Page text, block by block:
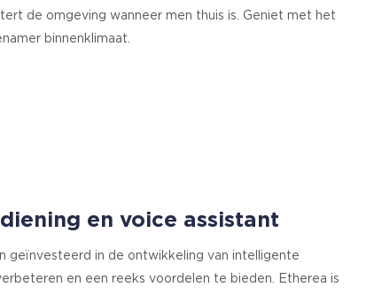
de omgeving wanneer men thuis is. Geniet met het
binnenklimaat.
en voice assistant
geïnvesteerd in de ontwikkeling van intelligente
en een reeks voordelen te bieden. Etherea is